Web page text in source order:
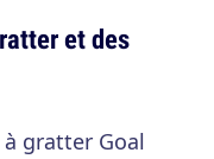
et des
gratter Goal